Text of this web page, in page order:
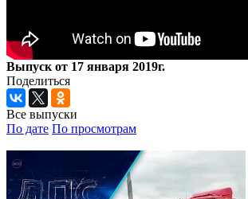
Выпуск от 17 января 2019г.
Поделиться
Все выпуски
По дате По просмотрам